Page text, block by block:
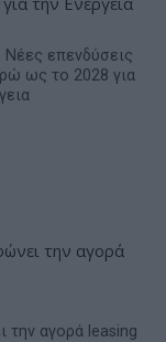
επενδύσεις
ως το 2028 για
την αγορά leasing